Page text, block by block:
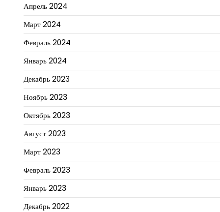
Апрель 2024
Март 2024
Февраль 2024
Январь 2024
Декабрь 2023
Ноябрь 2023
Октябрь 2023
Август 2023
Март 2023
Февраль 2023
Январь 2023
Декабрь 2022